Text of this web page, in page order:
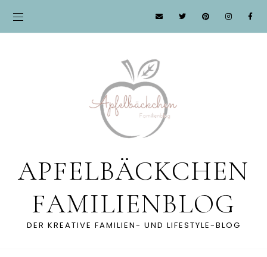
APFELBÄCKCHEN
FAMILIENBLOG
DER KREATIVE FAMILIEN- UND LIFESTYLE-BLOG